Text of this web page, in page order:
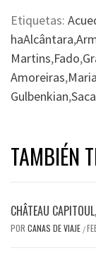
Etiquetas:
haAlcântara,
Martins,Fado,
Amoreiras,
Gulbenkian,
TAMBIÉN
CHÂTEAU
POR CANAS DE VIAJE /